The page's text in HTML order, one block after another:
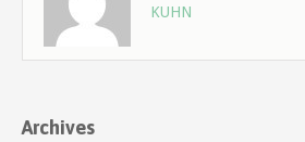
KUHN
Archives